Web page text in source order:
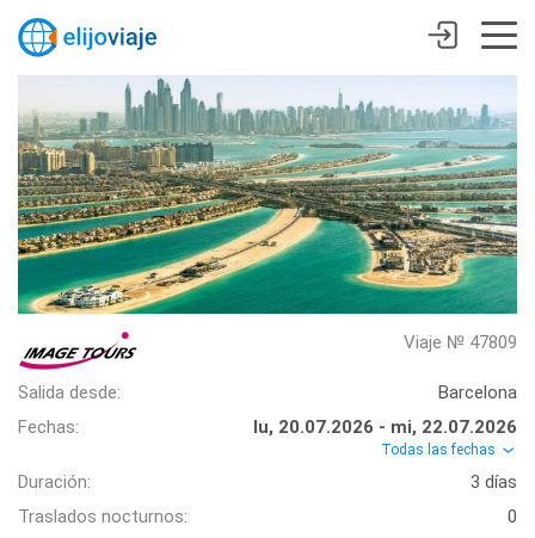
Viaje № 47809
Salida desde:
Barcelona
Fechas:
lu, 20.07.2026 - mi, 22.07.2026
Todas las fechas
Duración:
3 días
Traslados nocturnos:
0